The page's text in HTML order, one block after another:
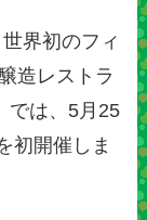
界初のフィ
造レストラ
では、5月25
初開催しま